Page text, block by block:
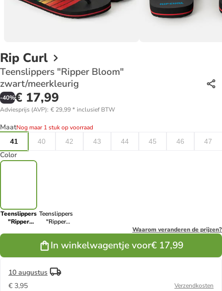
Rip Curl
Teenslippers "Ripper Bloom"
zwart/meerkleurig
-40%€ 17,99
Adviesprijs (AVP): € 29,99* inclusief BTW
MaatNog maar 1 stuk op voorraad
41
40 42 43 44 45 46 47
Color
Teenslippers
"Ripper
zwart/meerkleurig
Teenslippers
"Ripper
Waarom veranderen de prijzen?
In winkelwagentje voor€ 17,99
10 augustus
€ 3,95
Verzendkosten